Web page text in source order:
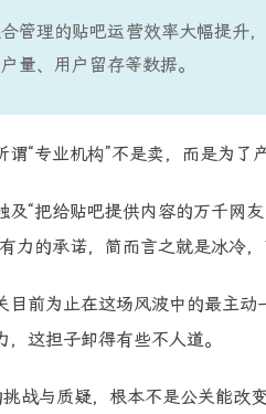
管理的贴吧运营效率大幅提
量、用户留存等数据。
谓“专业机构”不是卖，而是为了
及“把给贴吧提供内容的万千网
力的承诺，简而言之就是冰冷，
目前为止在这场风波中的最主
这担子卸得有些不人道。
战与质疑，根本不是公关能改